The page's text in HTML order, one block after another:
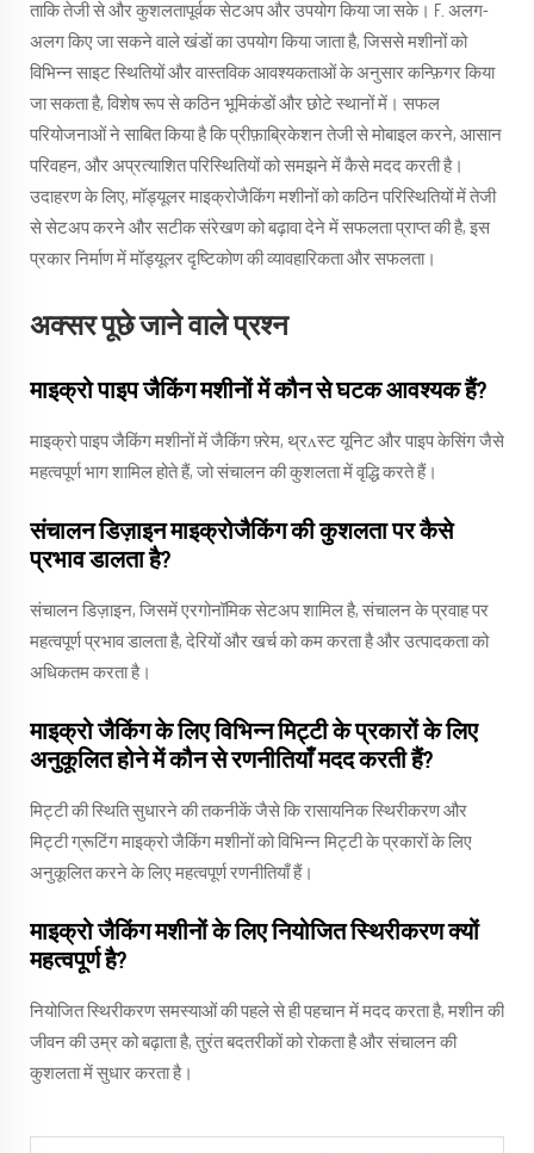
ताकि तेजी से और कुशलतापूर्वक सेटअप और उपयोग किया जा सके। F. अलग-
अलग किए जा सकने वाले खंडों का उपयोग किया जाता है, जिससे मशीनों को
विभिन्न साइट स्थितियों और वास्तविक आवश्यकताओं के अनुसार कन्फ़िगर किया
जा सकता है, विशेष रूप से कठिन भूमिकंडों और छोटे स्थानों में। सफल
परियोजनाओं ने साबित किया है कि प्रीफ़ाब्रिकेशन तेजी से मोबाइल करने, आसान
परिवहन, और अप्रत्याशित परिस्थितियों को समझने में कैसे मदद करती है।
उदाहरण के लिए, मॉड्यूलर माइक्रोजैकिंग मशीनों को कठिन परिस्थितियों में तेजी
से सेटअप करने और सटीक संरेखण को बढ़ावा देने में सफलता प्राप्त की है, इस
प्रकार निर्माण में मॉड्यूलर दृष्टिकोण की व्यावहारिकता और सफलता।
अक्सर पूछे जाने वाले प्रश्न
माइक्रो पाइप जैकिंग मशीनों में कौन से घटक आवश्यक हैं?
माइक्रो पाइप जैकिंग मशीनों में जैकिंग फ़्रेम, थ्रʌस्ट यूनिट और पाइप केसिंग जैसे
महत्वपूर्ण भाग शामिल होते हैं, जो संचालन की कुशलता में वृद्धि करते हैं।
संचालन डिज़ाइन माइक्रोजैकिंग की कुशलता पर कैसे
प्रभाव डालता है?
संचालन डिज़ाइन, जिसमें एरगोनॉमिक सेटअप शामिल है, संचालन के प्रवाह पर
महत्वपूर्ण प्रभाव डालता है, देरियों और खर्च को कम करता है और उत्पादकता को
अधिकतम करता है।
माइक्रो जैकिंग के लिए विभिन्न मिट्टी के प्रकारों के लिए
अनुकूलित होने में कौन से रणनीतियाँ मदद करती हैं?
मिट्टी की स्थिति सुधारने की तकनीकें जैसे कि रासायनिक स्थिरीकरण और
मिट्टी ग्रूटिंग माइक्रो जैकिंग मशीनों को विभिन्न मिट्टी के प्रकारों के लिए
अनुकूलित करने के लिए महत्वपूर्ण रणनीतियाँ हैं।
माइक्रो जैकिंग मशीनों के लिए नियोजित स्थिरीकरण क्यों
महत्वपूर्ण है?
नियोजित स्थिरीकरण समस्याओं की पहले से ही पहचान में मदद करता है, मशीन की
जीवन की उम्र को बढ़ाता है, तुरंत बदतरीकों को रोकता है और संचालन की
कुशलता में सुधार करता है।